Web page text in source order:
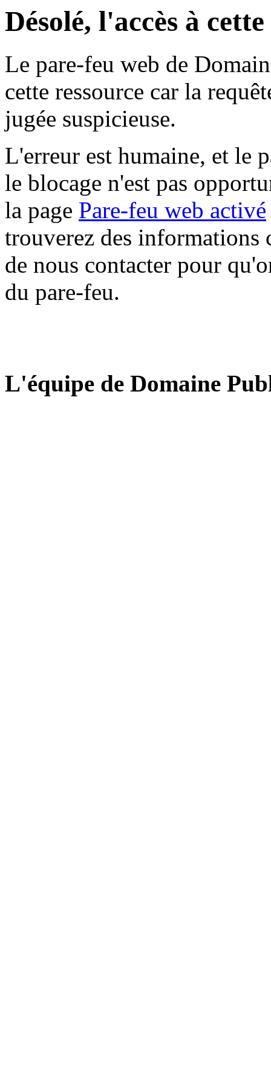
Désolé, l'accès à
Le pare-feu web de
cette ressource car la
jugée suspicieuse.
L'erreur est humaine, et le
le blocage n'est pas
la page Pare-feu web activé
trouverez des informations
de nous contacter pour
du pare-feu.
L'équipe de Domaine